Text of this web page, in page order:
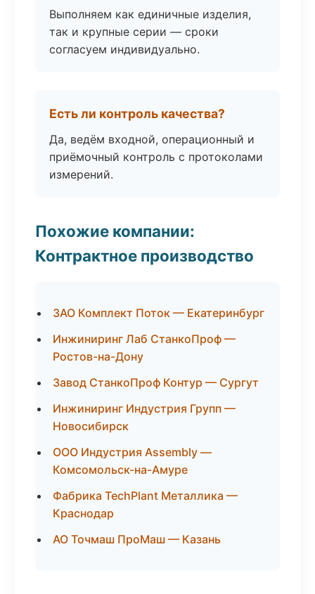
Выполняем как единичные изделия,
так и крупные серии — сроки
согласуем индивидуально.
Есть ли контроль качества?
Да, ведём входной, операционный и
приёмочный контроль с протоколами
измерений.
Похожие компании:
Контрактное производство
ЗАО Комплект Поток — Екатеринбург
Инжиниринг Лаб СтанкоПроф —
Ростов-на-Дону
Завод СтанкоПроф Контур — Сургут
Инжиниринг Индустрия Групп —
Новосибирск
ООО Индустрия Assembly —
Комсомольск-на-Амуре
Фабрика TechPlant Металлика —
Краснодар
АО Точмаш ПроМаш — Казань